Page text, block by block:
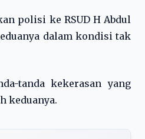
polisi ke RSUD H Abdul
dalam kondisi tak
tanda kekerasan yang
keduanya.